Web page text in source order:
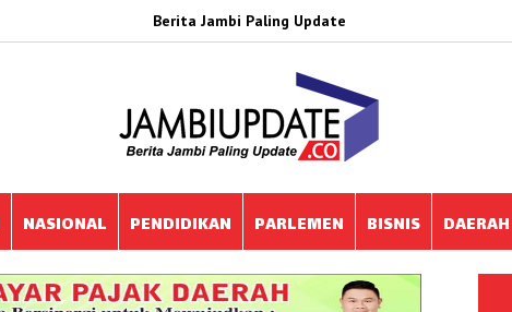
Berita Jambi Paling Update
NASIONAL PENDIDIKAN PARLEMEN BISNIS DAERAH